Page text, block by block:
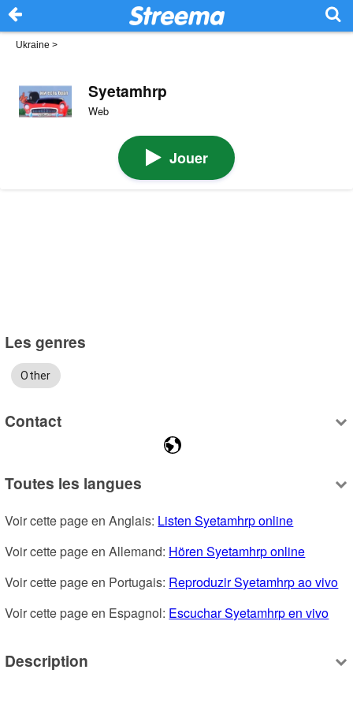
Ukraine >
Syetamhrp
Web
Jouer
Les genres
Other
Contact
Toutes les langues
Voir cette page en Anglais: Listen Syetamhrp online
Voir cette page en Allemand: Hören Syetamhrp online
Voir cette page en Portugais: Reproduzir Syetamhrp ao vivo
Voir cette page en Espagnol: Escuchar Syetamhrp en vivo
Description